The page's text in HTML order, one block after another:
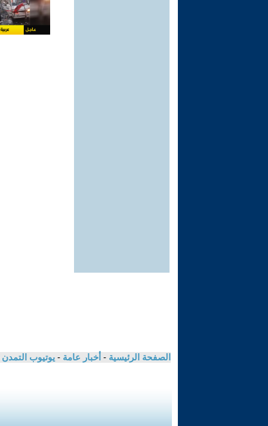
الصفحة الرئيسية - أخبار عامة - يوتيوب التمدن